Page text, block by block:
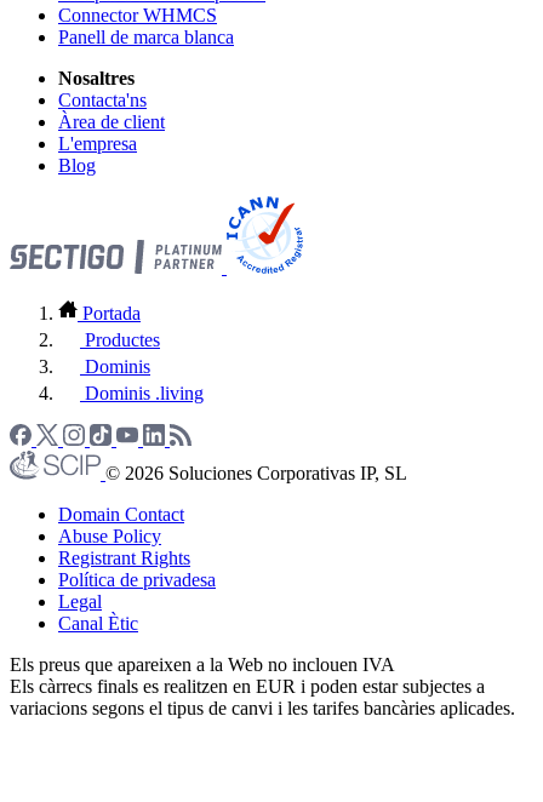
Connector WHMCS
Panell de marca blanca
Nosaltres
Contacta'ns
Àrea de client
L'empresa
Blog
Portada
Productes
Dominis
Dominis .living
© 2026 Soluciones Corporativas IP, SL
Domain Contact
Abuse Policy
Registrant Rights
Política de privadesa
Legal
Canal Ètic
Els preus que apareixen a la Web no inclouen IVA
Els càrrecs finals es realitzen en EUR i poden estar subjectes a
variacions segons el tipus de canvi i les tarifes bancàries aplicades.